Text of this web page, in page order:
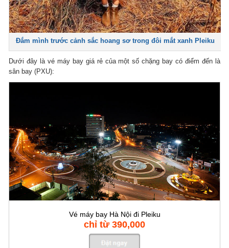
Đắm mình trước cảnh sắc hoang sơ trong đôi mắt xanh Pleiku
Dưới đây là vé máy bay giá rẻ của một số chặng bay có điểm đến là
sân bay (PXU):
Vé máy bay Hà Nội đi Pleiku
chỉ từ 390,000